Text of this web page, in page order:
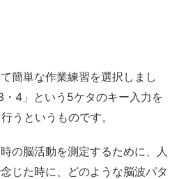
簡単な作業練習を選択しまし
4」という5ケタのキー入力を
うというものです。
の脳活動を測定するために、人
じた時に、どのような脳波パタ